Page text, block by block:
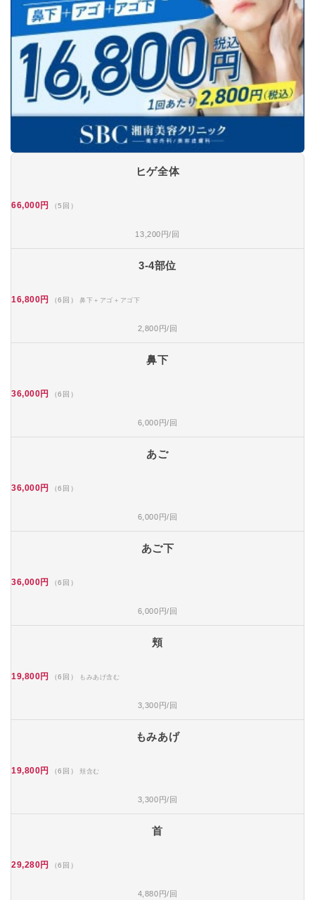
ヒゲ全体
66,000円 （5回）
13,200円/回
3-4部位
16,800円 （6回） 鼻下＋アゴ＋アゴ下
2,800円/回
鼻下
36,000円 （6回）
6,000円/回
あご
36,000円 （6回）
6,000円/回
あご下
36,000円 （6回）
6,000円/回
頬
19,800円 （6回） もみあげ含む
3,300円/回
もみあげ
19,800円 （6回） 頬含む
3,300円/回
首
29,280円 （6回）
4,880円/回